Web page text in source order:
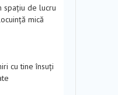
spațiu de lucru
mică
cu tine însuți